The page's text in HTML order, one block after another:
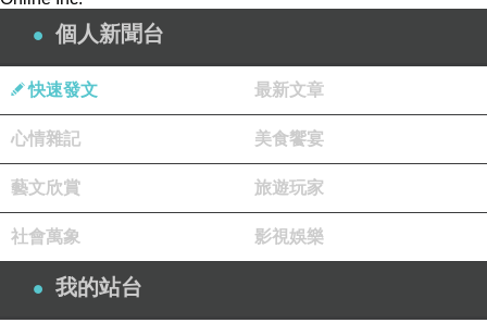
個人新聞台
快速發文 最新文章
心情雜記 美食饗宴
藝文欣賞 旅遊玩家
社會萬象 影視娛樂
我的站台